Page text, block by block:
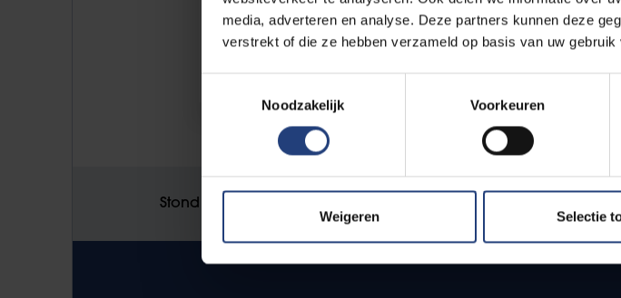
media, adverteren en analyse. Deze partners kunnen deze
verstrekt of die ze hebben verzameld op basis van uw
Noodzakelijk
Voorkeuren
Weigeren Selectie
Alle reglementen die gelden aan de VUB.
Hoe zit het met je
student aan de
Stond er een fout op deze pagina?